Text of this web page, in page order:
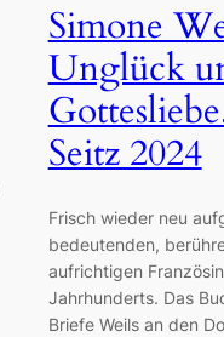
Simone
Unglück
Seitz 2024
Frisch wieder neu
bedeutenden,
aufrichtigen
Jahrhunderts. Das
Briefe Weils an den